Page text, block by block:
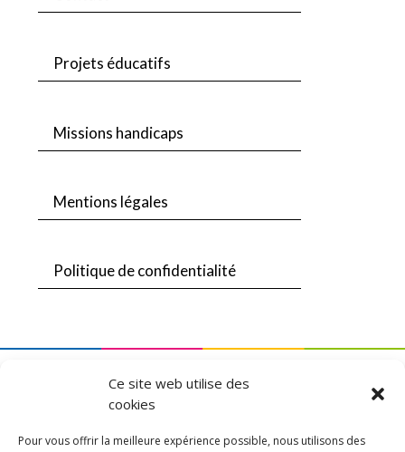
Ce site web utilise des
cookies
Pour vous offrir la meilleure expérience possible, nous utilisons des
Projets éducatifs
Missions handicaps
Mentions légales
Politique de confidentialité
Une création DLW Communication